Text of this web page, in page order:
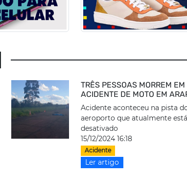
TRÊS PESSOAS MORREM EM
ACIDENTE DE MOTO EM
Acidente aconteceu na pista
aeroporto que atualmente está
desativado
15/12/2024 16:18
Acidente
Ler artigo